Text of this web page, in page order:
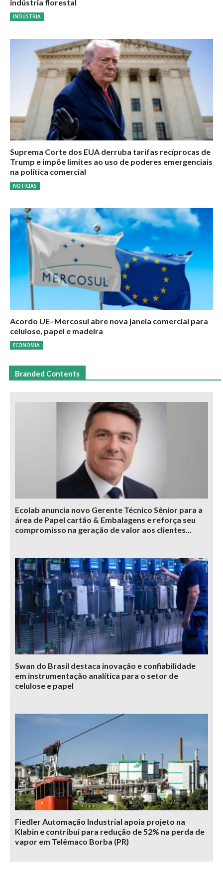
indústria florestal
INDÚSTRIA
Suprema Corte dos EUA derruba tarifas recíprocas de
Trump e impõe limites ao uso de poderes emergenciais
na política comercial
NOTÍCIAS
Acordo UE–Mercosul abre nova janela comercial para
celulose, papel e madeira
ECONOMIA
Branded Contents
Ecolab anuncia novo Gerente Técnico Sênior para a
área de Papel cartão & Embalagens e reforça seu
compromisso na geração de valor aos clientes...
Swan do Brasil destaca inovação e confiabilidade
em instrumentação analítica para o setor de
celulose e papel
Fiedler Automação Industrial apoia projeto na
Klabin e contribui para redução de 52% na perda de
vapor em Telêmaco Borba (PR)